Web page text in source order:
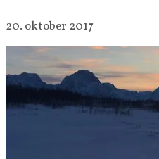
20. oktober 2017